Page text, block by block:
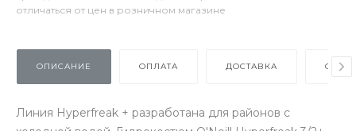
отличаться от цен в розничном магазине
ОПИСАНИЕ ОПЛАТА ДОСТАВКА
Линия Hyperfreak + разработана для районов с